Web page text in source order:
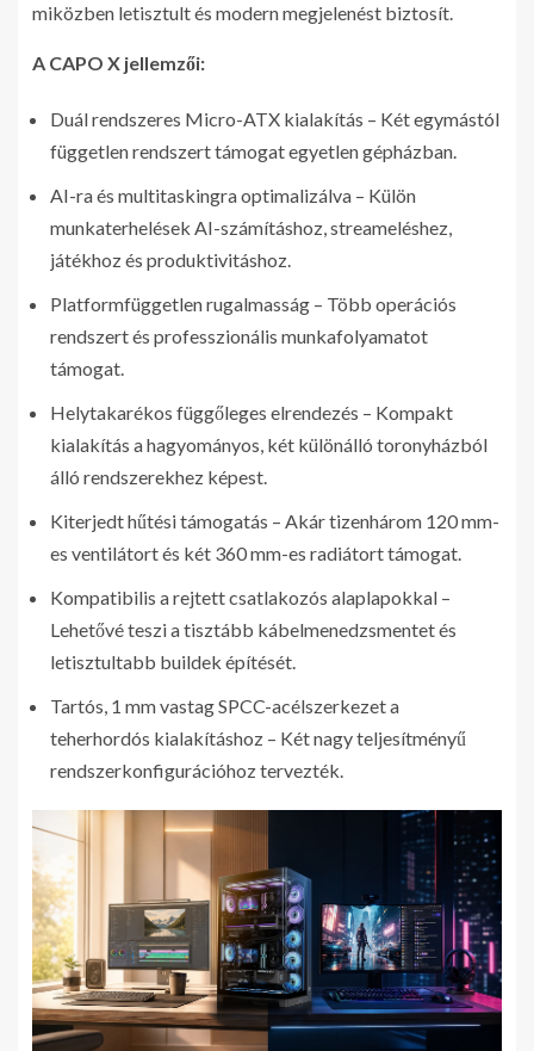
miközben letisztult és modern megjelenést biztosít.
A CAPO X jellemzői:
Duál rendszeres Micro-ATX kialakítás – Két egymástól
független rendszert támogat egyetlen gépházban.
AI-ra és multitaskingra optimalizálva – Külön
munkaterhelések AI-számításhoz, streameléshez,
játékhoz és produktivitáshoz.
Platformfüggetlen rugalmasság – Több operációs
rendszert és professzionális munkafolyamatot
támogat.
Helytakarékos függőleges elrendezés – Kompakt
kialakítás a hagyományos, két különálló toronyházból
álló rendszerekhez képest.
Kiterjedt hűtési támogatás – Akár tizenhárom 120 mm-
es ventilátort és két 360 mm-es radiátort támogat.
Kompatibilis a rejtett csatlakozós alaplapokkal –
Lehetővé teszi a tisztább kábelmenedzsmentet és
letisztultabb buildek építését.
Tartós, 1 mm vastag SPCC-acélszerkezet a
teherhordós kialakításhoz – Két nagy teljesítményű
rendszerkonfigurációhoz tervezték.